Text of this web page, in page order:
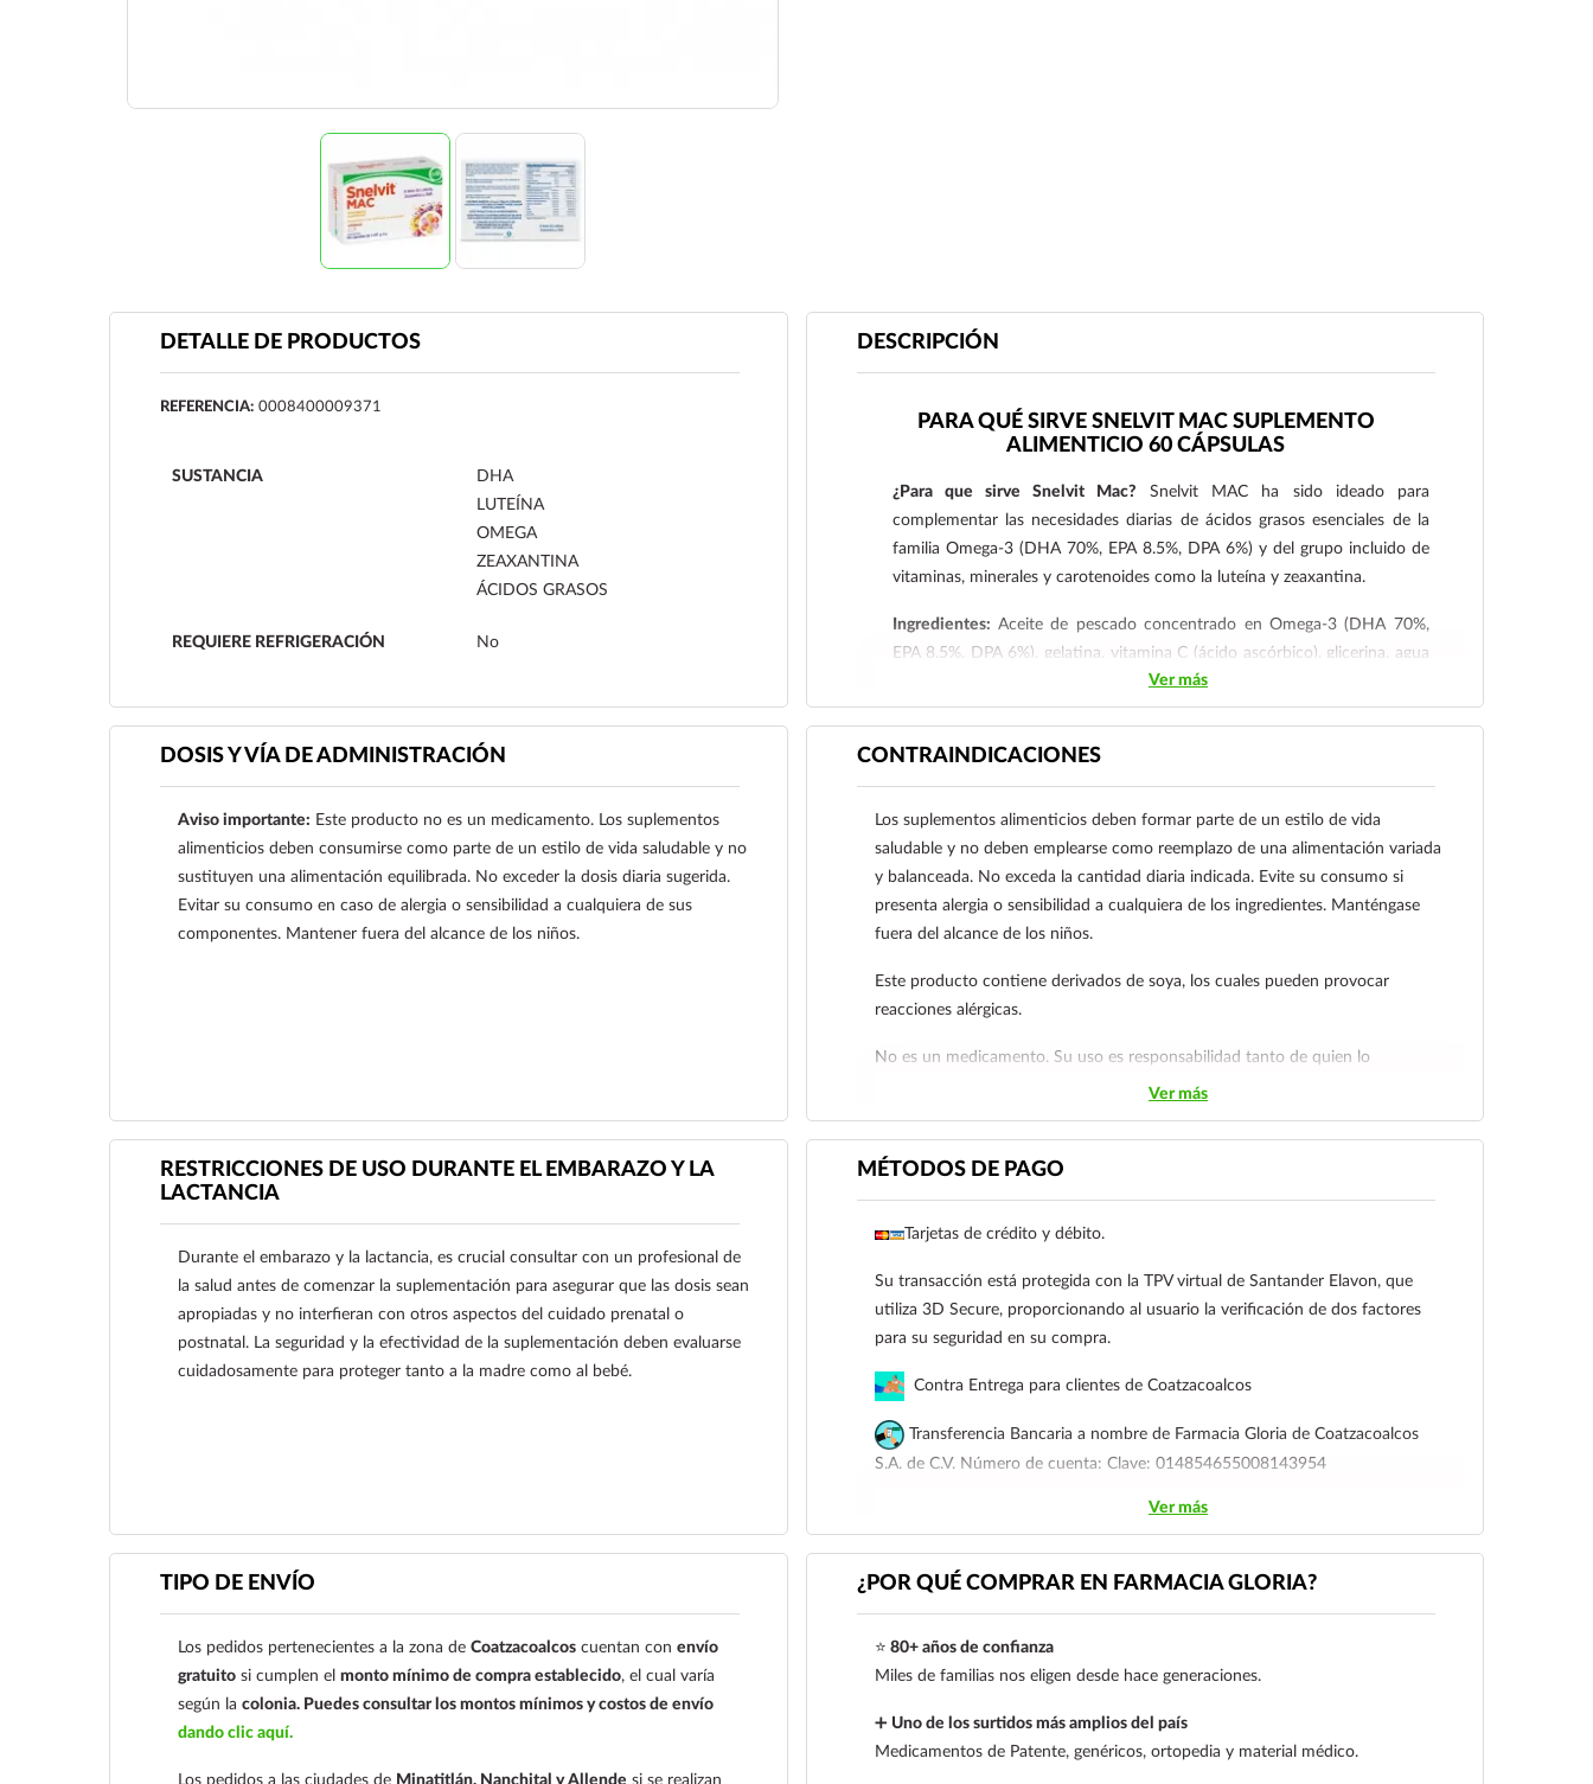
DETALLE DE PRODUCTOS
REFERENCIA: 0008400009371
SUSTANCIA
DHA
LUTEÍNA
OMEGA
ZEAXANTINA
ÁCIDOS GRASOS
REQUIERE REFRIGERACIÓN No
DESCRIPCIÓN
PARA QUÉ SIRVE SNELVIT MAC SUPLEMENTO
ALIMENTICIO 60 CÁPSULAS
¿Para que sirve Snelvit Mac? Snelvit MAC ha sido ideado para
complementar las necesidades diarias de ácidos grasos esenciales de la
familia Omega-3 (DHA 70%, EPA 8.5%, DPA 6%) y del grupo incluido de
vitaminas, minerales y carotenoides como la luteína y zeaxantina.
Ingredientes: Aceite de pescado concentrado en Omega-3 (DHA 70%,
EPA 8.5%, DPA 6%), gelatina, vitamina C (ácido ascórbico), glicerina, agua
purificada, monoestearato de glicerilo, luteína, zeaxantina, vitamina E
(tocoferol), sorbitol, lecitina de soya, óxido de zinc, sulfato de cobre,
Ver más
DOSIS Y VÍA DE ADMINISTRACIÓN
Aviso importante: Este producto no es un medicamento. Los suplementos
alimenticios deben consumirse como parte de un estilo de vida saludable y no
sustituyen una alimentación equilibrada. No exceder la dosis diaria sugerida.
Evitar su consumo en caso de alergia o sensibilidad a cualquiera de sus
componentes. Mantener fuera del alcance de los niños.
CONTRAINDICACIONES
Los suplementos alimenticios deben formar parte de un estilo de vida
saludable y no deben emplearse como reemplazo de una alimentación variada
y balanceada. No exceda la cantidad diaria indicada. Evite su consumo si
presenta alergia o sensibilidad a cualquiera de los ingredientes. Manténgase
fuera del alcance de los niños.
Este producto contiene derivados de soya, los cuales pueden provocar
reacciones alérgicas.
No es un medicamento. Su uso es responsabilidad tanto de quien lo
recomienda como de quien lo consume.Ver más
RESTRICCIONES DE USO DURANTE EL EMBARAZO Y LA
LACTANCIA
Durante el embarazo y la lactancia, es crucial consultar con un profesional de
la salud antes de comenzar la suplementación para asegurar que las dosis sean
apropiadas y no interfieran con otros aspectos del cuidado prenatal o
postnatal. La seguridad y la efectividad de la suplementación deben evaluarse
cuidadosamente para proteger tanto a la madre como al bebé.
Ver más
MÉTODOS DE PAGO
Tarjetas de crédito y débito.
Su transacción está protegida con la TPV virtual de Santander Elavon, que
utiliza 3D Secure, proporcionando al usuario la verificación de dos factores
para su seguridad en su compra.
Contra Entrega para clientes de Coatzacoalcos
Transferencia Bancaria a nombre de Farmacia Gloria de Coatzacoalcos
S.A. de C.V. Número de cuenta: Clave: 014854655008143954
Para esta forma de pago el cliente deberá enviar su comprobante de pago a al
siguiente correo electrónico:ecommerce@farmaciagloria.mxo a nuestro
921 261 8491
Ver más
TIPO DE ENVÍO
Los pedidos pertenecientes a la zona deCoatzacoalcos cuentan conenvío
gratuito si cumplen elmonto mínimo de compra establecido, el cual varía
según lacolonia. Puedes consultar los montos mínimos y costos de envío
dando clic aquí.
¿POR QUÉ COMPRAR EN FARMACIA GLORIA?
⭐ 80+ años de confianza
Miles de familias nos eligen desde hace generaciones.
➕ Uno de los surtidos más amplios del país
Medicamentos de Patente, genéricos, ortopedia y material médico.